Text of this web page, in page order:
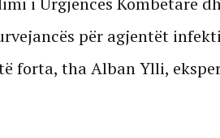
për agjentët
forta, tha Alban Ylli,